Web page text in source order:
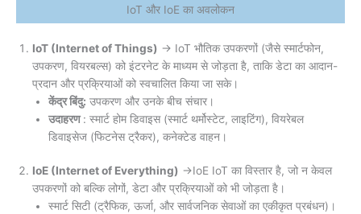
IoT और IoE का अवलोकन
IoT (Internet of Things) → IoT भौतिक उपकरणों (जैसे स्मार्टफोन,
उपकरण, वियरबल्स) को इंटरनेट के माध्यम से जोड़ता है, ताकि डेटा का आदान-
प्रदान और प्रक्रियाओं को स्वचालित किया जा सके।
केंद्र बिंदु: उपकरण और उनके बीच संचार।
उदाहरण: स्मार्ट होम डिवाइस (स्मार्ट थर्मोस्टेट, लाइटिंग), वियरेबल
डिवाइसेज (फिटनेस ट्रैकर), कनेक्टेड वाहन।
IoE (Internet of Everything) →IoE IoT का विस्तार है, जो न केवल
उपकरणों को बल्कि लोगों, डेटा और प्रक्रियाओं को भी जोड़ता है।
स्मार्ट सिटी (ट्रैफिक, ऊर्जा, और सार्वजनिक सेवाओं का एकीकृत प्रबंधन)।